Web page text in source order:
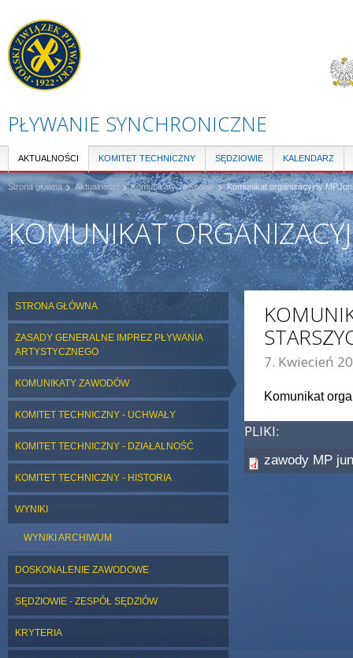
PŁYWANIE SYNCHRONICZNE
AKTUALNOŚCI KOMITET TECHNICZNY SĘDZIOWIE KALENDARZ
Strona główna Aktualności Komunikaty zawodów Komunikat organizacyjny
KOMUNIKAT
STRONA GŁÓWNA
ZASADY GENERALNE IMPREZ PŁYWANIA
ARTYSTYCZNEGO
KOMUNIKATY ZAWODÓW
KOMITET TECHNICZNY - UCHWAŁY
KOMITET TECHNICZNY - DZIAŁALNOŚĆ
KOMITET TECHNICZNY - HISTORIA
WYNIKI
WYNIKI ARCHIWUM
DOSKONALENIE ZAWODOWE
SĘDZIOWIE - ZESPÓŁ SĘDZIÓW
KRYTERIA
7. Kwiecień
Komunikat
PLIKI:
zawody MP